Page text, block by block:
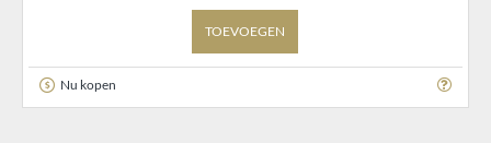
TOEVOEGEN
Nu kopen